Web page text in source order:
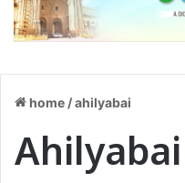
home /ahilyabai
Ahilyabai